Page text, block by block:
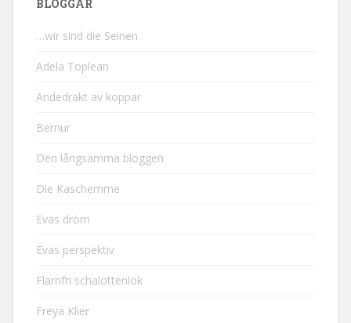
BLOGGAR
…wir sind die Seinen
Adela Toplean
Andedräkt av koppar
Bernur
Den långsamma bloggen
Die Kaschemme
Evas dröm
Evas perspektiv
Flarnfri schalottenlök
Freya Klier